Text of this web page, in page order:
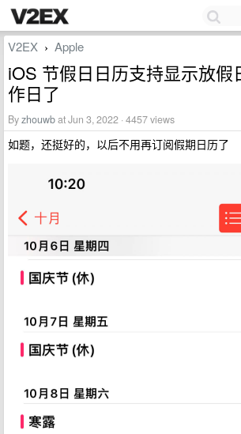
V2EX › Apple
iOS 节假日日历支持显示放假
作日了
Byzhouwbat Jun 3, 2022 · 4457 views
如题，还挺好的，以后不用再订阅假期日历了